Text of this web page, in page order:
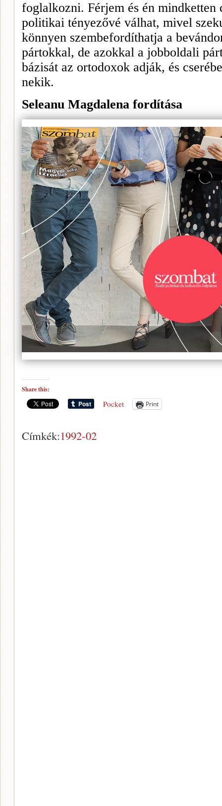
foglal­kozni. Férjem és én mindketten
politikai tényezővé válhat, mivel
könnyen szembefordíthatja a
pártokkal, de azokkal a jobboldali
bázisát az ortodoxok adják, és
nekik.
Seleanu Magdalena fordítása
Share this:
Pocket Print
Címkék:1992-02